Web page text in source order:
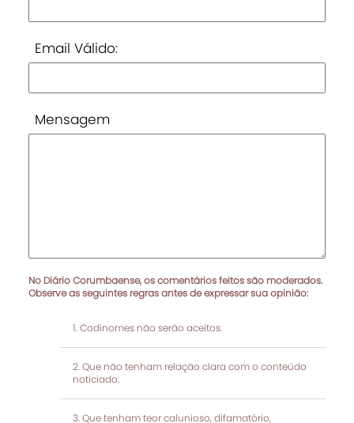
Email Válido:
Mensagem
No Diário Corumbaense, os comentários feitos são moderados.
Observe as seguintes regras antes de expressar sua opinião:
Codinomes não serão aceitos.
Que não tenham relação clara com o conteúdo
noticiado.
Que tenham teor calunioso, difamatório,